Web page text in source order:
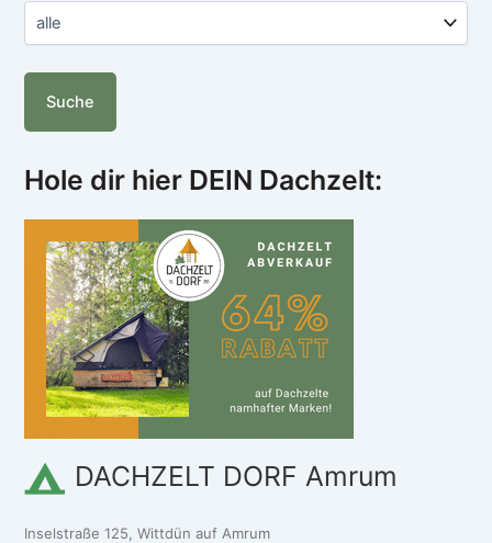
Hole dir hier DEIN Dachzelt:
DACHZELT DORF Amrum
Inselstraße 125, Wittdün auf Amrum